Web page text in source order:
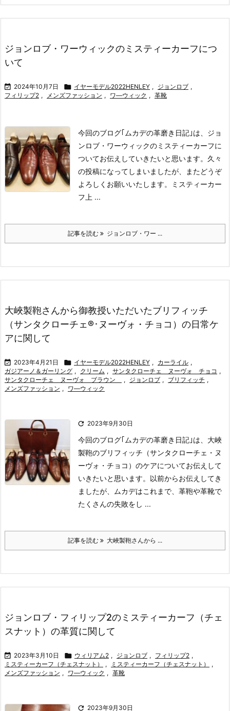
ジョンロブ・ワーウィックのミスティーカーフにつ
いて
 2024年10月7日  イヤーモデル2022HENLEY , ジョンロブ ,
フィリップ2 , メンズファッション , ワ―ウィック , 革靴
今回のブログ｢ムカデの革磨き日記｣は、ジョ
ンロブ・ワーウィックのミスティーカーフに
ついてお伝えしていきたいと思います。 久々
の投稿になってしまいましたが、またどうぞ
よろしくお願いいたします。
ミスティーカー
フ 上 ...
記事を読む ジョンロブ・ワー ...
大峽製鞄さんから御教授いただいたブリフィッチ
（サンタクローチェ®･ヌーヴォ・チョコ）の日常ケ
アに関して
 2023年4月21日  イヤーモデル2022HENLEY , カーライル ,
ガジアーノ＆ガーリング , クリーム , サンタクローチェ ヌーヴォ チョコ ,
サンタクローチェ ヌーヴォ ブラウン
, ジョンロブ , ブリフィッチ ,
メンズファッション , ワ―ウィック
 2023年9月30日
今回のブログ｢ムカデの革磨き日記｣は、大峽
製鞄のブリフィッチ（サンタクローチェ・ヌ
ーヴォ・チョコ）のケアについてお伝えして
いきたいと思います。 以前からお伝えしてき
ましたが、ムカデはこれまで、革鞄や革靴で
たくさんの失敗をし ...
記事を読む 大峽製鞄さんから ...
ジョンロブ・フィリップ2のミスティーカーフ（チェ
スナット）の革質に関して
 2023年3月10日  ウィリアム2 , ジョンロブ , フィリップ2 ,
ミスティーカーフ（チェスナット）
, ミスティーカーフ（チェスナット）
,
メンズファッション , ワ―ウィック , 革靴
 2023年9月30日